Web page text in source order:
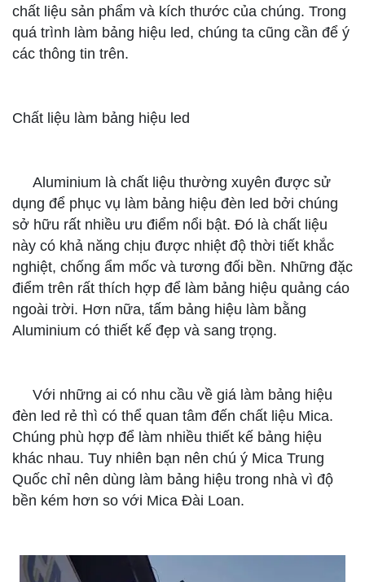
chất liệu sản phẩm và kích thước của chúng. Trong
quá trình làm bảng hiệu led, chúng ta cũng cần để ý
các thông tin trên.
Chất liệu làm bảng hiệu led
Aluminium là chất liệu thường xuyên được sử
dụng để phục vụ làm bảng hiệu đèn led bởi chúng
sở hữu rất nhiều ưu điểm nổi bật. Đó là chất liệu
này có khả năng chịu được nhiệt độ thời tiết khắc
nghiệt, chống ẩm mốc và tương đối bền. Những đặc
điểm trên rất thích hợp để làm bảng hiệu quảng cáo
ngoài trời. Hơn nữa, tấm bảng hiệu làm bằng
Aluminium có thiết kế đẹp và sang trọng.
Với những ai có nhu cầu về giá làm bảng hiệu
đèn led rẻ thì có thể quan tâm đến chất liệu Mica.
Chúng phù hợp để làm nhiều thiết kế bảng hiệu
khác nhau. Tuy nhiên bạn nên chú ý Mica Trung
Quốc chỉ nên dùng làm bảng hiệu trong nhà vì độ
bền kém hơn so với Mica Đài Loan.